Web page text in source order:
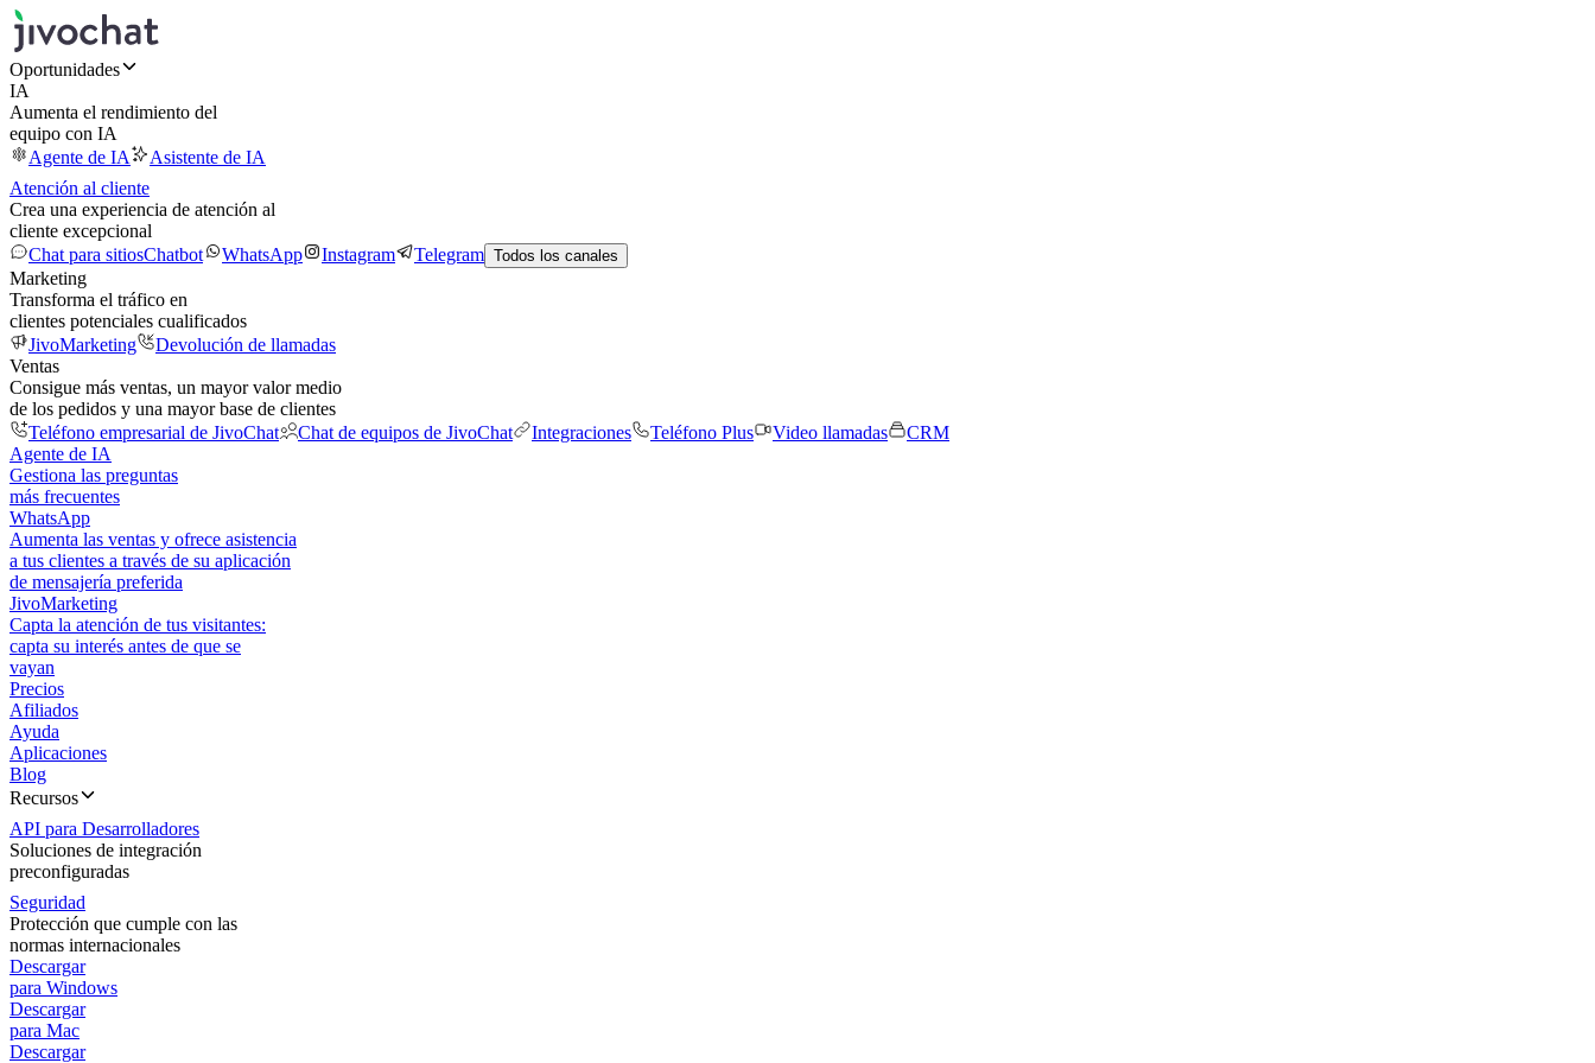
Oportunidades
IA
Aumenta el rendimiento del
equipo con IA
Agente de IA
Asistente de IA
Atención al cliente
Crea una experiencia de atención al
cliente excepcional
Chat para sitiosChatbot WhatsApp Instagram Telegram Todos los canales
Marketing
Transforma el tráfico en
clientes potenciales cualificados
JivoMarketing
Devolución de llamadas
Ventas
Consigue más ventas, un mayor valor medio
de los pedidos y una mayor base de clientes
Teléfono empresarial de JivoChat
Chat de equipos de JivoChat Integraciones Teléfono Plus Video llamadas
CRM
Agente de IA
Gestiona las preguntas
más frecuentes
WhatsApp
Aumenta las ventas y ofrece asistencia
a tus clientes a través de su aplicación
de mensajería preferida
JivoMarketing
Capta la atención de tus visitantes:
capta su interés antes de que se
vayan
Precios
Afiliados
Ayuda
Aplicaciones
Blog
Recursos
API para Desarrolladores
Soluciones de integración
preconfiguradas
Seguridad
Protección que cumple con las
normas internacionales
Descargar
para Windows
Descargar
para Mac
Descargar